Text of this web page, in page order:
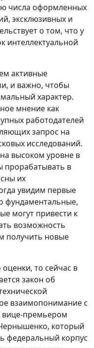
числа оформленных
эксклюзивных и
о том, что у
интеллектуальной
активные
и важно, чтобы
характер.
мнение как
работодателей
запрос на
исследований.
высоком уровне в
прорабатывать в
их
увидим первые
фундаментальные,
могут привести к
возможность
получить новые
то сейчас в
закон об
взаимопонимание с
премьером
который
федеральный корпус